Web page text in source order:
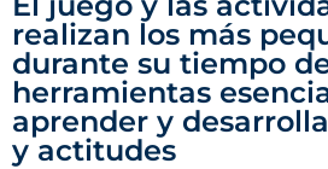
realizan los más
durante su tiempo
herramientas
aprender y
y actitudes